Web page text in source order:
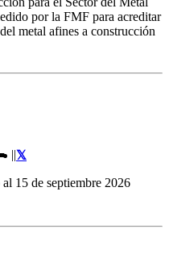
por la FMF para acreditar
metal afines a construcción
||
15 de septiembre 2026